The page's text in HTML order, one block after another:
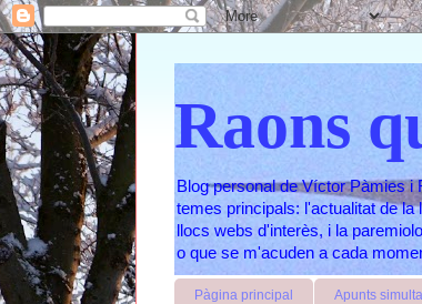
Raons
Blog personal de Víctor Pàmies i
temes principals: l'actualitat de
llocs webs d'interès, i la
o que se m'acuden a cada
Pàgina principal Apunts